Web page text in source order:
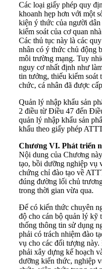
Các loại giấy phép quy
khoanh hẹp hơn với một
kiện ý thức của người
kiểm soát của cơ quan
Các thủ tục này là các
nhân có ý thức chủ động
môi trường mạng. Tuy
nguy cơ nhất định như
tin tưởng, thiếu kiểm
chức, cá nhân đã được
Quản lý nhập khẩu sản
2 điều từ Điều 47 đến
quản lý nhập khẩu sản
khẩu theo giấy phép
Chương VI. Phát triển
Nội dung của Chương
tạo, bồi dưỡng nghiệp vụ
chứng chỉ đào tạo về
đúng đường lối chủ
trong thời gian vừa qua.
Để có kiến thức chuyên
độ cho cán bộ quản lý kỹ
thống thông tin sử dụng
phải có trách nhiệm đào
vụ cho các đối tượng
phải xây dựng kế hoạch
dưỡng kiến thức, nghiệp